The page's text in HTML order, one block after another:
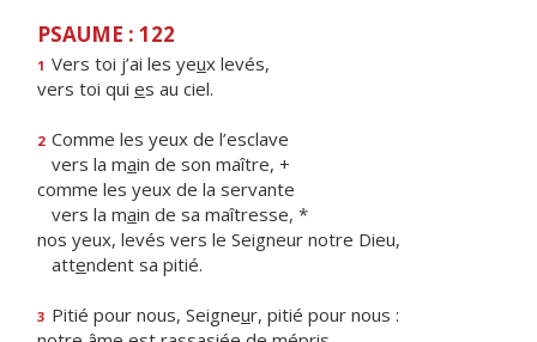
PSAUME : 122
1 Vers toi j’ai les yeux levés,
vers toi qui es au ciel.
2 Comme les yeux de l’esclave
vers la main de son maître, +
comme les yeux de la servante
vers la main de sa maîtresse, *
nos yeux, levés vers le Seigneur notre Dieu,
attendent sa pitié.
3 Pitié pour nous, Seigneur, pitié pour nous :